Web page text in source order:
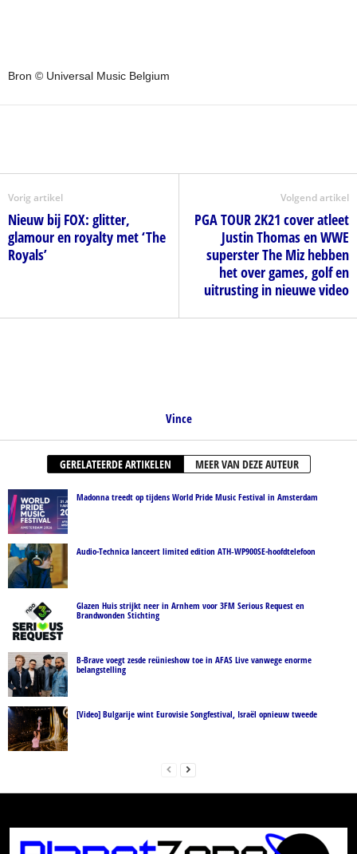
Bron © Universal Music Belgium
Vorig artikel
Nieuw bij FOX: glitter,
glamour en royalty met ‘The
Royals’
Volgend artikel
PGA TOUR 2K21 cover atleet
Justin Thomas en WWE
superster The Miz hebben
het over games, golf en
uitrusting in nieuwe video
Vince
GERELATEERDE ARTIKELEN MEER VAN DEZE AUTEUR
Madonna treedt op tijdens World Pride Music Festival in Amsterdam
Audio-Technica lanceert limited edition ATH‑WP900SE-hoofdtelefoon
Glazen Huis strijkt neer in Arnhem voor 3FM Serious Request en
Brandwonden Stichting
B-Brave voegt zesde reünieshow toe in AFAS Live vanwege enorme
belangstelling
[Video] Bulgarije wint Eurovisie Songfestival, Israël opnieuw tweede